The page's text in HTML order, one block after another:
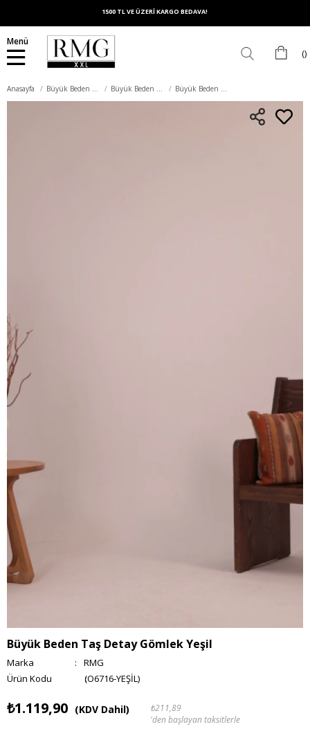
1500 TL VE ÜZERİ KARGO BEDAVA!
Menü
Anasayfa Büyük Beden Üst Giyim Büyük Beden Gömlek Büyük Beden Taş Detay Gömlek Yeşil
Büyük Beden Taş Detay Gömlek Yeşil
Marka :
RMG
(O6716-YEŞİL)
₺1.119,90 (KDV Dahil)
₺211,89
'den başlayan taksitlerle